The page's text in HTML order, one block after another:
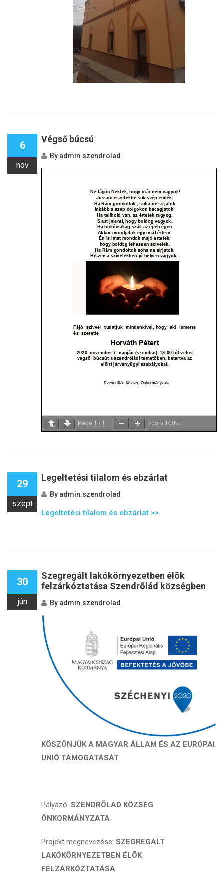
6
nov
Végső búcsú
By admin.szendrolad
Page 1 / 1 Zoom 100%
29
szept
Legeltetési tilalom és ebzárlat
By admin.szendrolad
Legeltetési tilalom és ebzárlat >>
30
jún
Szegregált lakókörnyezetben élõk
felzárkóztatása Szendrõlád községben
By admin.szendrolad
KÖSZÖNJÜK A MAGYAR ÁLLAM ÉS AZ EURÓPAI
UNIÓ TÁMOGATÁSÁT
Pályázó:SZENDRÕLÁD KÖZSÉG
ÖNKORMÁNYZATA
Projekt megnevezése:SZEGREGÁLT
LAKÓKÖRNYEZETBEN ÉLÕK
FELZÁRKÓZTATÁSA